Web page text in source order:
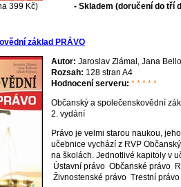
399 Kč)
- Skladem (doručení do tří
základ PRÁVO
Autor: Jaroslav Zlámal, Jana
Rozsah: 128 stran A4
Hodnocení serveru: * * * * *
Občanský a společenskovědní
2. vydání
Právo je velmi starou naukou,
učebnice vychází z RVP
na školách. Jednotlivé kapitoly v
Ústavní právo Občanské právo
Živnostenské právo Trestní